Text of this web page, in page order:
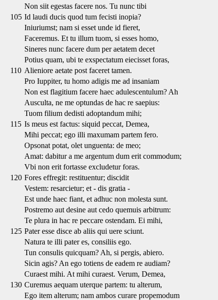
Non siit egestas facere nos. Tu nunc tibi
105 Id laudi ducis quod tum fecisti inopia?
Iniuriumst; nam si esset unde id fieret,
Faceremus. Et tu illum tuom, si esses homo,
Sineres nunc facere dum per aetatem decet
Potius quam, ubi te exspectatum eiecisset foras,
110 Alieniore aetate post faceret tamen.
Pro Iuppiter, tu homo adigis me ad insaniam
Non est flagitium facere haec adulescentulum? Ah
Ausculta, ne me optundas de hac re saepius:
Tuom filium dedisti adoptandum mihi;
115 Is meus est factus: siquid peccat, Demea,
Mihi peccat; ego illi maxumam partem fero.
Opsonat potat, olet unguenta: de meo;
Amat: dabitur a me argentum dum erit commodum;
Vbi non erit fortasse excludetur foras.
120 Fores effregit: restituentur; discidit
Vestem: resarcietur; et - dis gratia -
Est unde haec fiant, et adhuc non molesta sunt.
Postremo aut desine aut cedo quemuis arbitrum:
Te plura in hac re peccare ostendam. Ei mihi,
125 Pater esse disce ab aliis qui uere sciunt.
Natura te illi pater es, consiliis ego.
Tun consulis quicquam? Ah, si pergis, abiero.
Sicin agis? An ego totiens de eadem re audiam?
Curaest mihi. At mihi curaest. Verum, Demea,
130 Curemus aequam uterque partem: tu alterum,
Ego item alterum; nam ambos curare propemodum